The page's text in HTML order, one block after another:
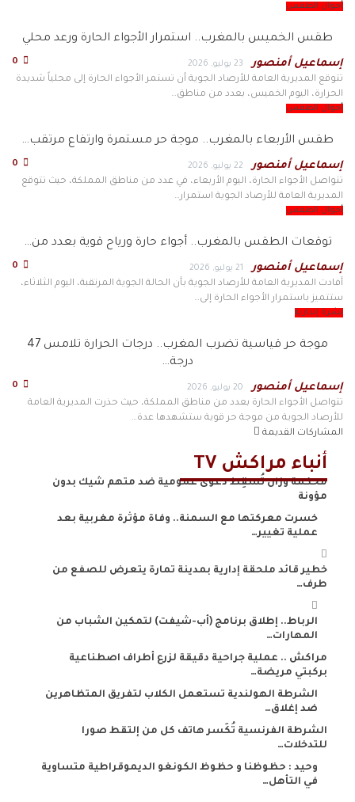
أحوال الطقس
طقس الخميس بالمغرب.. استمرار الأجواء الحارة ورعد محلي
إسماعيل أمنصور 23 يوليو, 2026
تتوقع المديرية العامة للأرصاد الجوية أن تستمر الأجواء الحارة إلى محلياً شديدة
الحرارة، اليوم الخميس، بعدد من مناطق…
أحوال الطقس
طقس الأربعاء بالمغرب.. موجة حر مستمرة وارتفاع مرتقب…
إسماعيل أمنصور 22 يوليو, 2026
تتواصل الأجواء الحارة، اليوم الأربعاء، في عدد من مناطق المملكة، حيث تتوقع
المديرية العامة للأرصاد الجوية استمرار…
أحوال الطقس
توقعات الطقس بالمغرب.. أجواء حارة ورياح قوية بعدد من…
إسماعيل أمنصور 21 يوليو, 2026
أفادت المديرية العامة للأرصاد الجوية بأن الحالة الجوية المرتقبة، اليوم الثلاثاء،
ستتميز باستمرار الأجواء الحارة إلى…
نشرة إنذارية
موجة حر قياسية تضرب المغرب.. درجات الحرارة تلامس 47
درجة…
إسماعيل أمنصور 20 يوليو, 2026
تتواصل الأجواء الحارة بعدد من مناطق المملكة، حيث حذرت المديرية العامة
للأرصاد الجوية من موجة حر قوية ستشهدها عدة…
المشاركات القديمة
أنباء مراكش TV
محكمة وزان تُسقِط دعوى عمومية ضد متهم شيك بدون
مؤونة
خسرت معركتها مع السمنة.. وفاة مؤثرة مغربية بعد
عملية تغيير…
خطير قائد ملحقة إدارية بمدينة تمارة يتعرض للصفع من
طرف…
الرباط.. إطلاق برنامج (أب-شيفت) لتمكين الشباب من
المهارات…
مراكش .. عملية جراحية دقيقة لزرع أطراف اصطناعية
بركبتي مريضة…
الشرطة الهولندية تستعمل الكلاب لتفريق المتظاهرين
ضد إغلاق…
الشرطة الفرنسية تُكَسر هاتف كل من إلتقط صورا
للتدخلات…
وحيد : حظوظنا و حظوظ الكونغو الديموقراطية متساوية
في التأهل…